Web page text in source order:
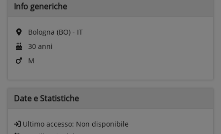
Info generiche
Bologna (BO) - IT
30 anni
M
Date e Statistiche
Ultimo accesso: Non disponibile